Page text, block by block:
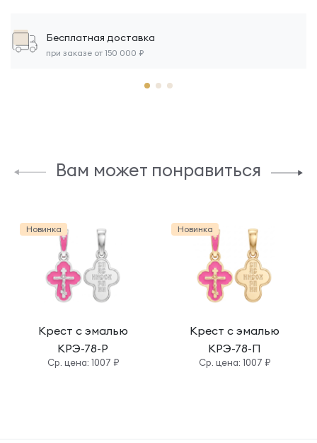
Бесплатная доставка
при заказе от 150 000 ₽
Вам может понравиться
Новинка
Крест с эмалью
КРЭ-78-Р
Cр. цена: 1007 ₽
Новинка
Крест с эмалью
КРЭ-78-П
Cр. цена: 1007 ₽